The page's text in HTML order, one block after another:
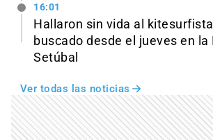
16:01
Hallaron sin vida al
buscado desde el jueves en la
Setúbal
Ver todas las noticias